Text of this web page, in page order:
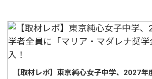
【取材レポ】東京純心女子中学、2027年